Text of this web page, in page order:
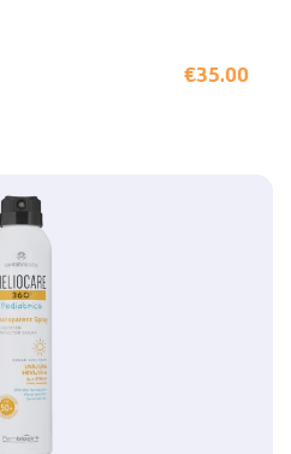
€35.00